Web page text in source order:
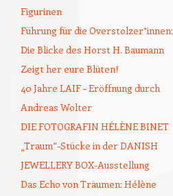
Figurinen
Führung für die Overstolzer*innen:
Die Blicke des Horst H. Baumann
Zeigt her eure Blüten!
40 Jahre LAIF – Eröffnung durch
Andreas Wolter
DIE FOTOGRAFIN HÉLÈNE BINET
„Traum“-Stücke in der DANISH
JEWELLERY BOX-Ausstellung
Das Echo von Träumen: Hélène